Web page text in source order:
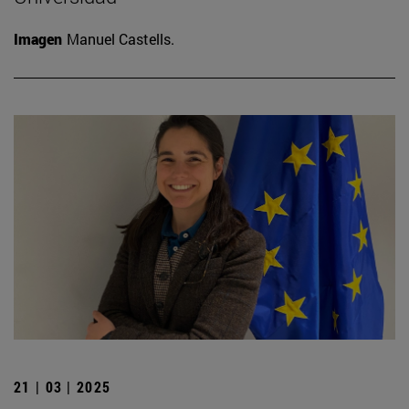
Imagen Manuel Castells.
21 | 03 | 2025